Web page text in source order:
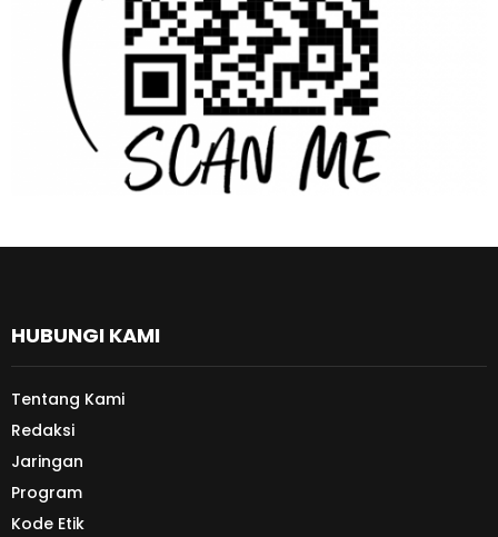
HUBUNGI KAMI
Tentang Kami
Redaksi
Jaringan
Program
Kode Etik